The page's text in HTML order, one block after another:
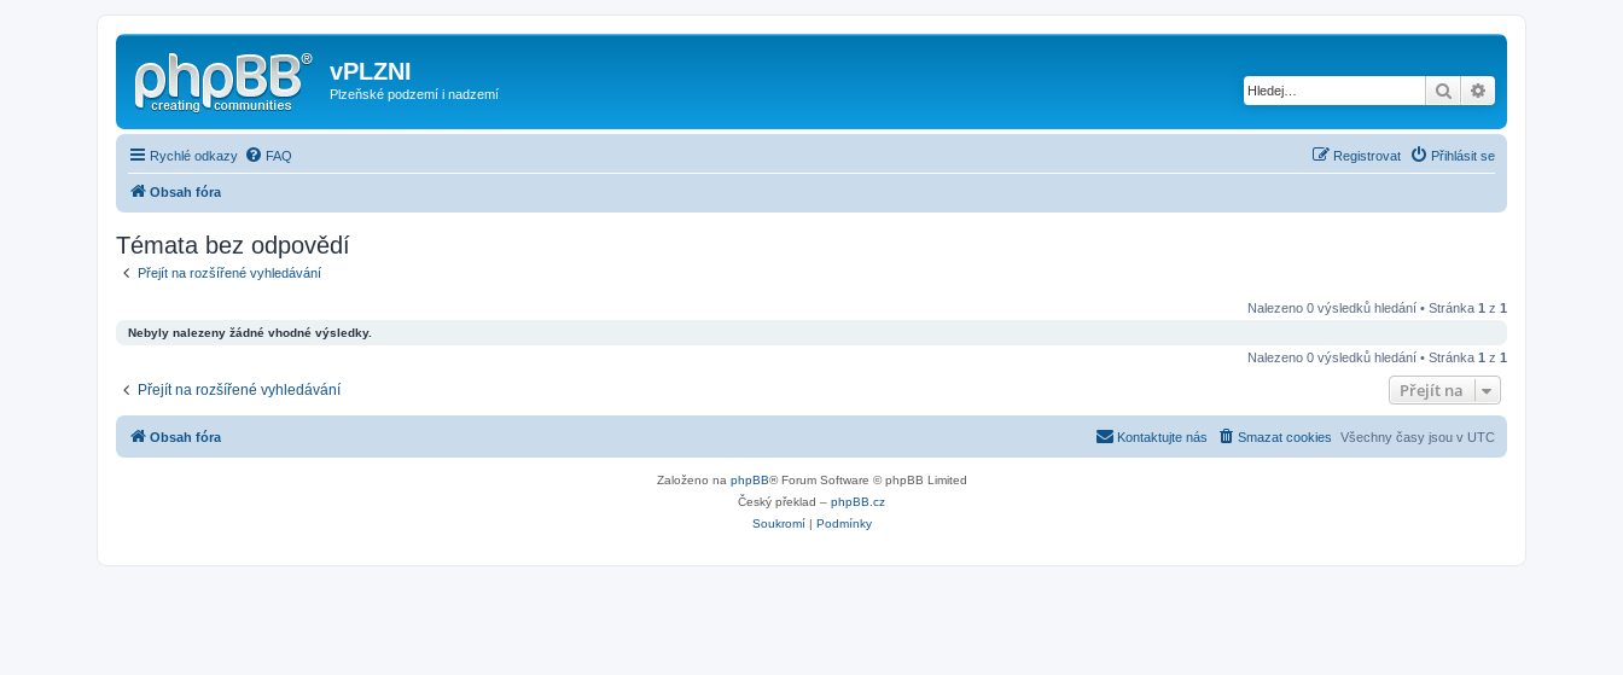
vPLZNI
Plzeňské podzemí i nadzemí Hledat
Rychlé odkazy FAQ Přihlásit se
Registrovat
Obsah fóra
Témata bez odpovědí
Přejít na rozšířené vyhledávání
Nalezeno 0 výsledků hledání • Stránka 1 z 1
Nebyly nalezeny žádné vhodné výsledky.
Nalezeno 0 výsledků hledání • Stránka 1 z 1
Přejít na rozšířené vyhledávání Přejít na
Obsah fóra Všechny časy jsou v UTC
Smazat cookies
Kontaktujte nás
Založeno na phpBB® Forum Software © phpBB Limited
Český překlad – phpBB.cz
Soukromí| Podmínky